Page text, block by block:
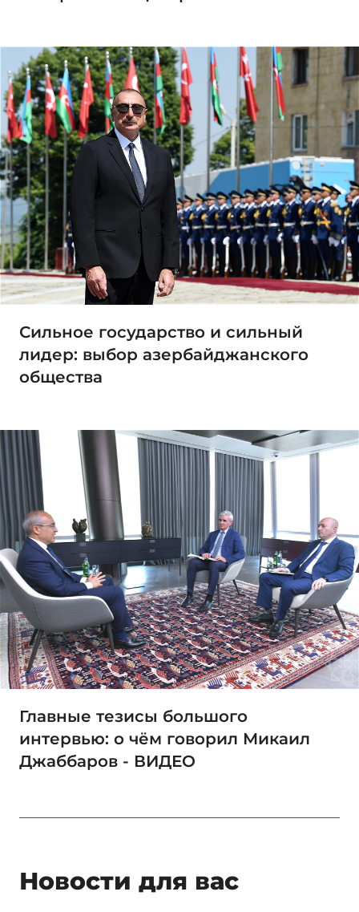
Сильное государство и сильный
лидер: выбор азербайджанского
общества
Главные тезисы большого
интервью: о чём говорил Микаил
Джаббаров - ВИДЕО
Новости для вас